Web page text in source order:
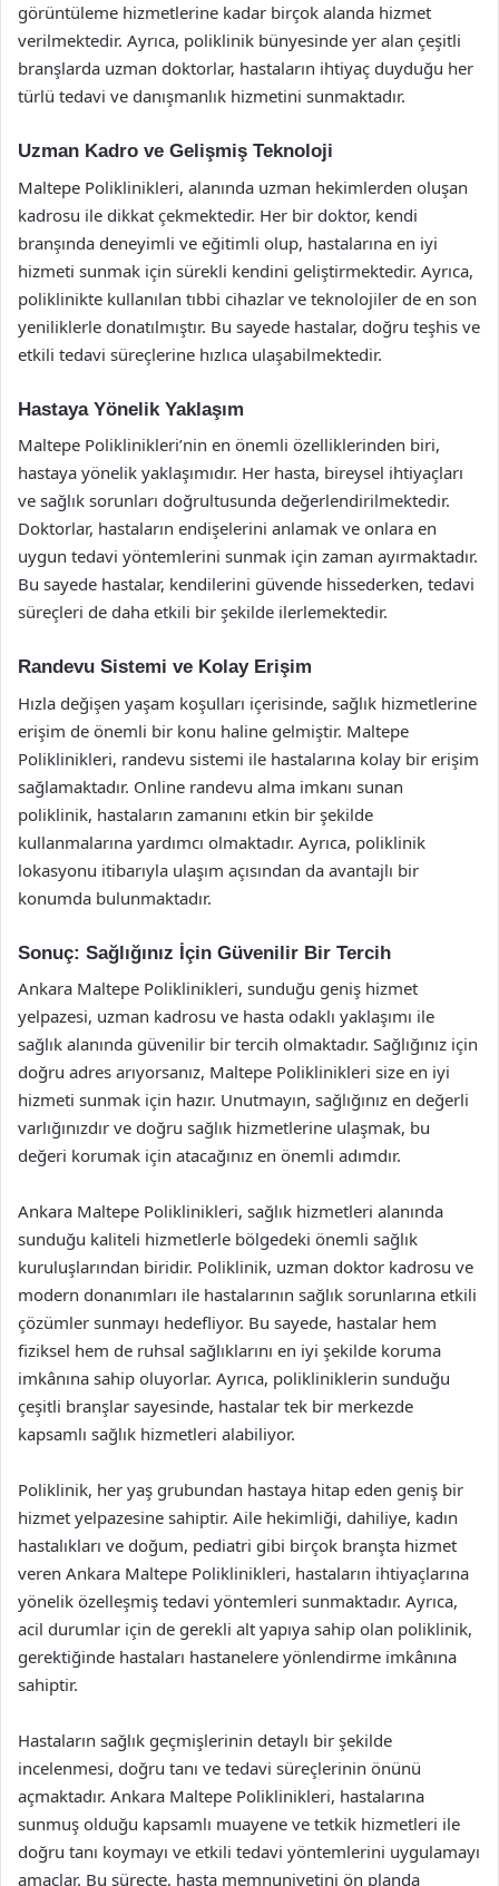
görüntüleme hizmetlerine kadar birçok alanda hizmet
verilmektedir. Ayrıca, poliklinik bünyesinde yer alan çeşitli
branşlarda uzman doktorlar, hastaların ihtiyaç duyduğu her
türlü tedavi ve danışmanlık hizmetini sunmaktadır.
Uzman Kadro ve Gelişmiş Teknoloji
Maltepe Poliklinikleri, alanında uzman hekimlerden oluşan
kadrosu ile dikkat çekmektedir. Her bir doktor, kendi
branşında deneyimli ve eğitimli olup, hastalarına en iyi
hizmeti sunmak için sürekli kendini geliştirmektedir. Ayrıca,
poliklinikte kullanılan tıbbi cihazlar ve teknolojiler de en son
yeniliklerle donatılmıştır. Bu sayede hastalar, doğru teşhis ve
etkili tedavi süreçlerine hızlıca ulaşabilmektedir.
Hastaya Yönelik Yaklaşım
Maltepe Poliklinikleri’nin en önemli özelliklerinden biri,
hastaya yönelik yaklaşımıdır. Her hasta, bireysel ihtiyaçları
ve sağlık sorunları doğrultusunda değerlendirilmektedir.
Doktorlar, hastaların endişelerini anlamak ve onlara en
uygun tedavi yöntemlerini sunmak için zaman ayırmaktadır.
Bu sayede hastalar, kendilerini güvende hissederken, tedavi
süreçleri de daha etkili bir şekilde ilerlemektedir.
Randevu Sistemi ve Kolay Erişim
Hızla değişen yaşam koşulları içerisinde, sağlık hizmetlerine
erişim de önemli bir konu haline gelmiştir. Maltepe
Poliklinikleri, randevu sistemi ile hastalarına kolay bir erişim
sağlamaktadır. Online randevu alma imkanı sunan
poliklinik, hastaların zamanını etkin bir şekilde
kullanmalarına yardımcı olmaktadır. Ayrıca, poliklinik
lokasyonu itibarıyla ulaşım açısından da avantajlı bir
konumda bulunmaktadır.
Sonuç: Sağlığınız İçin Güvenilir Bir Tercih
Ankara Maltepe Poliklinikleri, sunduğu geniş hizmet
yelpazesi, uzman kadrosu ve hasta odaklı yaklaşımı ile
sağlık alanında güvenilir bir tercih olmaktadır. Sağlığınız için
doğru adres arıyorsanız, Maltepe Poliklinikleri size en iyi
hizmeti sunmak için hazır. Unutmayın, sağlığınız en değerli
varlığınızdır ve doğru sağlık hizmetlerine ulaşmak, bu
değeri korumak için atacağınız en önemli adımdır.
Ankara Maltepe Poliklinikleri, sağlık hizmetleri alanında
sunduğu kaliteli hizmetlerle bölgedeki önemli sağlık
kuruluşlarından biridir. Poliklinik, uzman doktor kadrosu ve
modern donanımları ile hastalarının sağlık sorunlarına etkili
çözümler sunmayı hedefliyor. Bu sayede, hastalar hem
fiziksel hem de ruhsal sağlıklarını en iyi şekilde koruma
imkânına sahip oluyorlar. Ayrıca, polikliniklerin sunduğu
çeşitli branşlar sayesinde, hastalar tek bir merkezde
kapsamlı sağlık hizmetleri alabiliyor.
Poliklinik, her yaş grubundan hastaya hitap eden geniş bir
hizmet yelpazesine sahiptir. Aile hekimliği, dahiliye, kadın
hastalıkları ve doğum, pediatri gibi birçok branşta hizmet
veren Ankara Maltepe Poliklinikleri, hastaların ihtiyaçlarına
yönelik özelleşmiş tedavi yöntemleri sunmaktadır. Ayrıca,
acil durumlar için de gerekli alt yapıya sahip olan poliklinik,
gerektiğinde hastaları hastanelere yönlendirme imkânına
sahiptir.
Hastaların sağlık geçmişlerinin detaylı bir şekilde
incelenmesi, doğru tanı ve tedavi süreçlerinin önünü
açmaktadır. Ankara Maltepe Poliklinikleri, hastalarına
sunmuş olduğu kapsamlı muayene ve tetkik hizmetleri ile
doğru tanı koymayı ve etkili tedavi yöntemlerini uygulamayı
amaçlar. Bu süreçte, hasta memnuniyetini ön planda